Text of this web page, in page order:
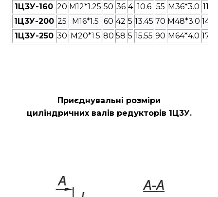
1Ц3У-160 20 M12*1.25 50 36 4 10.6 55 M36*3.0 110
1Ц3У-200 25 M16*1.5 60 42 5 13.45 70 M48*3.0 140
1Ц3У-250 30 M20*1.5 80 58 5 15.55 90 M64*4.0 170
Приєднувальні розміри
циліндричних валів редукторів 1Ц3У.